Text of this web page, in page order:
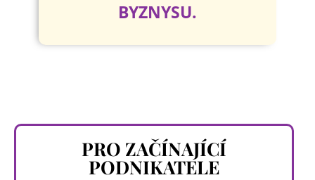
BYZNYSU.
PRO ZAČÍNAJÍCÍ
PODNIKATELE